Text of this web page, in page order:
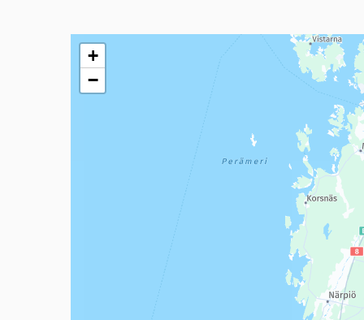
Seuraavassa elementissä on kartta, joka esittää
+
−